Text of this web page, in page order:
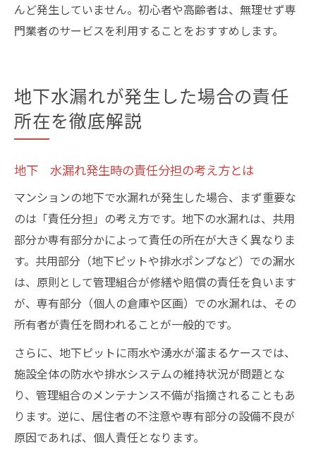
んど発生していません。初心者や高齢者は、無理せず専
門業者のサービスを利用することをおすすめします。
地下水漏れが発生した場合の責任
所在を徹底解説
地下 水漏れ発生時の責任分担の考え方とは
マンションの地下で水漏れが発生した場合、まず重要な
のは「責任分担」の考え方です。地下の水漏れは、共用
部分か専有部分かによって責任の所在が大きく異なりま
す。共用部分（地下ピットや排水ポンプなど）での漏水
は、原則として管理組合が修繕や賠償の責任を負います
が、専有部分（個人の倉庫や区画）での水漏れは、その
所有者が責任を問われることが一般的です。
さらに、地下ピットに雨水や湧水が溜まるケースでは、
施設全体の防水や排水システムの維持状況が問題とな
り、管理組合のメンテナンス不備が指摘されることもあ
ります。逆に、居住者の不注意や専有部分の設備不良が
原因であれば、個人責任となります。